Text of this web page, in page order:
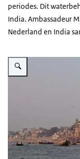
periodes. Dit
India. Ambassadeur
Nederland en India
Vergroot afbeelding